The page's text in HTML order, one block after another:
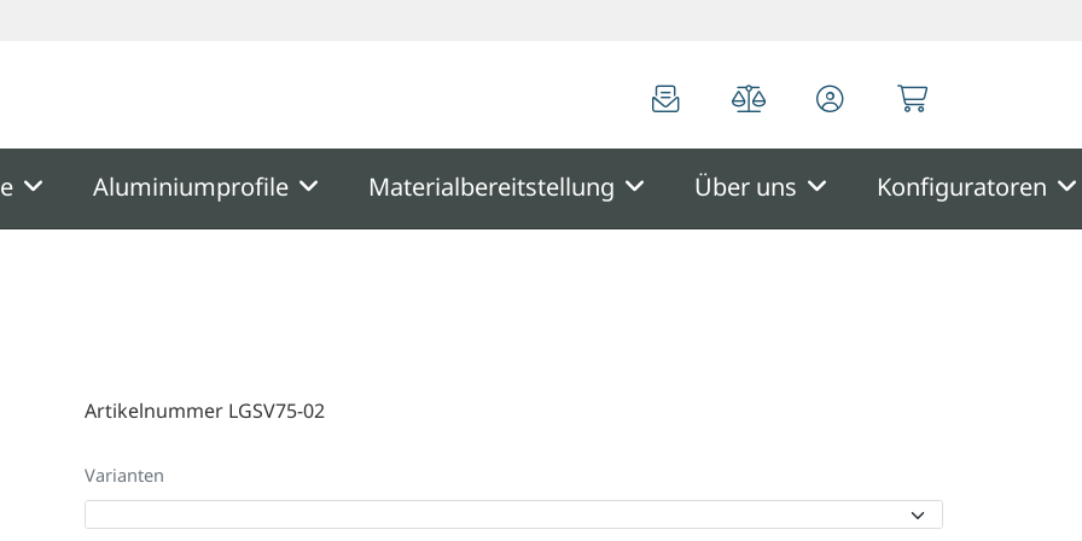
Aluminiumprofile Materialbereitstellung Über uns Konfiguratoren
Artikelnummer LGSV75-02
Varianten